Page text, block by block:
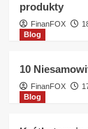
produkty
FinanFOX
Blog
10
FinanFOX
Blog